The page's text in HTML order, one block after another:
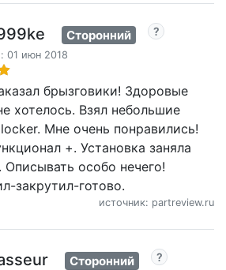
Сторонний
01 июн 2018
брызговики! Здоровые
хотелось. Взял небольшие
Мне очень понравились!
+. Установка заняла
Описывать особо нечего!
закрутил-готово.
источник: partreview.ru
Сторонний